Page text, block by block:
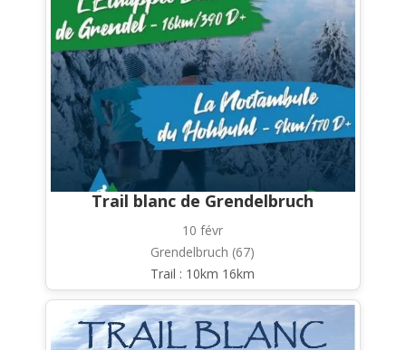
Trail blanc de Grendelbruch
10 févr
Grendelbruch (67)
Trail : 10km 16km